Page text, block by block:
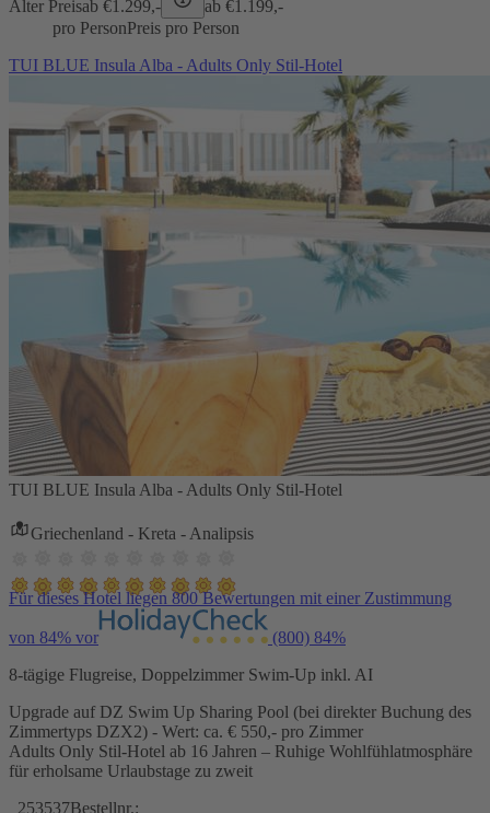
Alter Preisab €1.299,- ab €1.199,-
pro PersonPreis pro Person
TUI BLUE Insula Alba - Adults Only Stil-Hotel
TUI BLUE Insula Alba - Adults Only Stil-Hotel
Griechenland - Kreta - Analipsis
Für dieses Hotel liegen 800 Bewertungen mit einer Zustimmung
von 84% vor (800) 84%
8-tägige Flugreise, Doppelzimmer Swim-Up inkl. AI
Upgrade auf DZ Swim Up Sharing Pool (bei direkter Buchung des
Zimmertyps DZX2) - Wert: ca. € 550,- pro Zimmer
Adults Only Stil-Hotel ab 16 Jahren – Ruhige Wohlfühlatmosphäre
für erholsame Urlaubstage zu zweit
253537Bestellnr.: